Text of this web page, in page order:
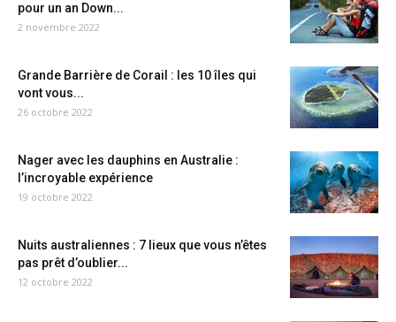
pour un an Down...
2 novembre 2022
Grande Barrière de Corail : les 10 îles qui
vont vous...
26 octobre 2022
Nager avec les dauphins en Australie :
l’incroyable expérience
19 octobre 2022
Nuits australiennes : 7 lieux que vous n’êtes
pas prêt d’oublier...
12 octobre 2022